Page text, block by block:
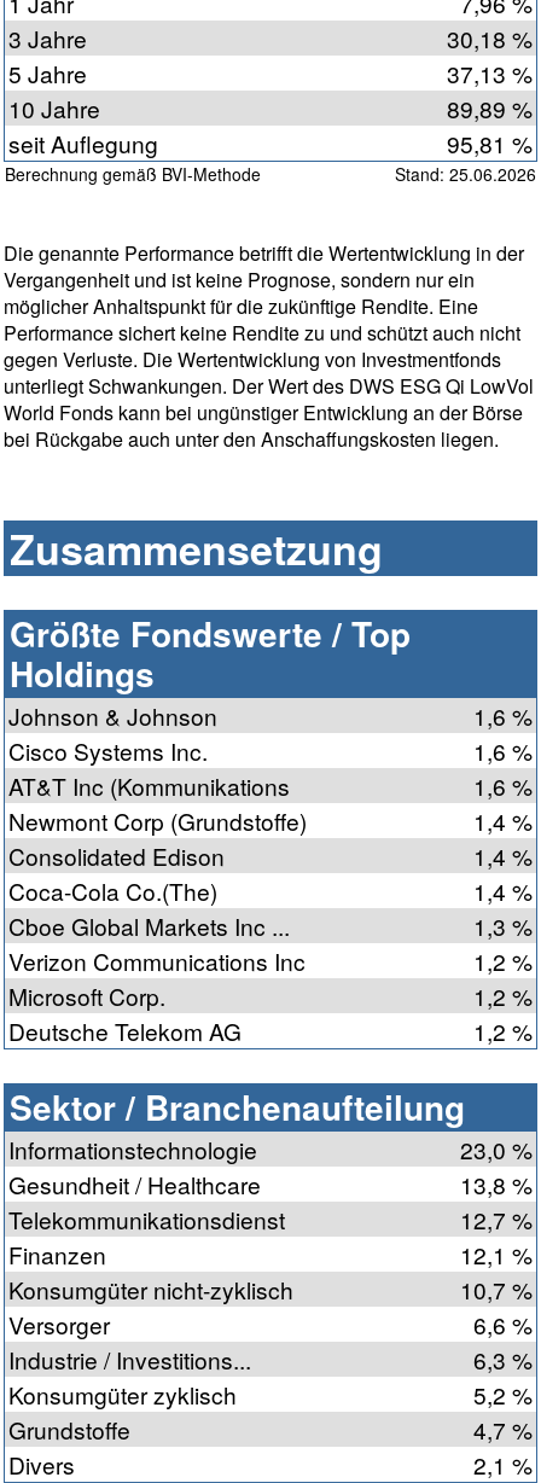
3 Jahre
30,18 %
5 Jahre
37,13 %
10 Jahre
89,89 %
seit Auflegung
95,81 %
Berechnung gemäß BVI-Methode Stand: 25.06.2026
Die genannte Performance betrifft die Wertentwicklung in der
Vergangenheit und ist keine Prognose, sondern nur ein
möglicher Anhaltspunkt für die zukünftige Rendite. Eine
Performance sichert keine Rendite zu und schützt auch nicht
gegen Verluste. Die Wertentwicklung von Investmentfonds
unterliegt Schwankungen. Der Wert des DWS ESG Qi LowVol
World Fonds kann bei ungünstiger Entwicklung an der Börse
bei Rückgabe auch unter den Anschaffungskosten liegen.
Zusammensetzung
Größte Fondswerte / Top
Holdings
Johnson & Johnson
1,6 %
Cisco Systems Inc.
1,6 %
AT&T Inc (Kommunikations
1,6 %
Newmont Corp (Grundstoffe)
1,4 %
Consolidated Edison
1,4 %
Coca-Cola Co.(The)
1,4 %
Cboe Global Markets Inc ...
1,3 %
Verizon Communications Inc
1,2 %
Microsoft Corp.
1,2 %
Deutsche Telekom AG
1,2 %
Sektor / Branchenaufteilung
Informationstechnologie
23,0 %
Gesundheit / Healthcare
13,8 %
Telekommunikationsdienst
12,7 %
Finanzen
12,1 %
Konsumgüter nicht-zyklisch
10,7 %
Versorger
6,6 %
Industrie / Investitions...
6,3 %
Konsumgüter zyklisch
5,2 %
Grundstoffe
4,7 %
Divers
2,1 %